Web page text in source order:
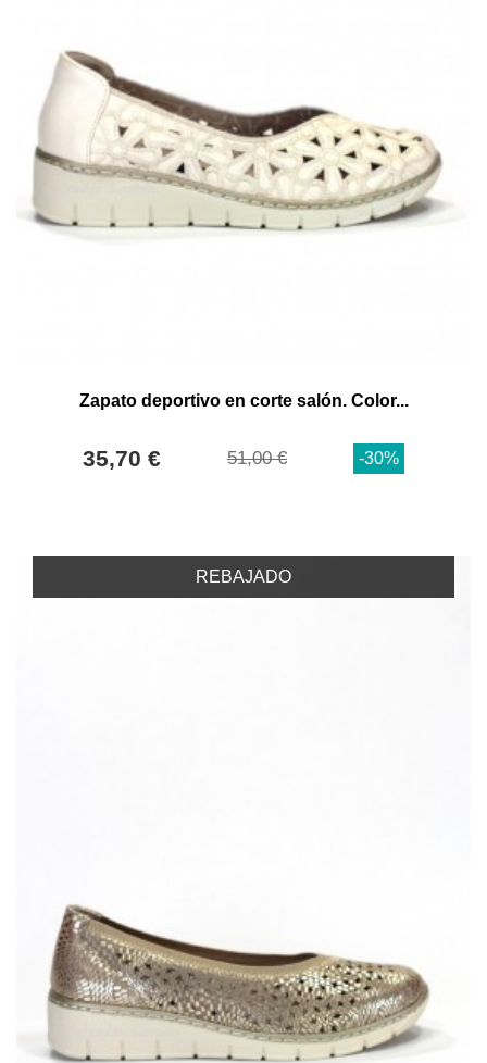
Zapato deportivo en corte salón. Color...
35,70 € 51,00 € -30%
REBAJADO